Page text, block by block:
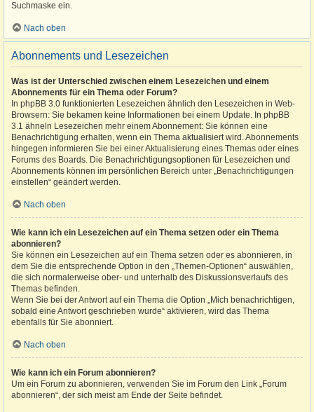
Suchmaske ein.
Nach oben
Abonnements und Lesezeichen
Was ist der Unterschied zwischen einem Lesezeichen und einem
Abonnements für ein Thema oder Forum?
In phpBB 3.0 funktionierten Lesezeichen ähnlich den Lesezeichen in Web-
Browsern: Sie bekamen keine Informationen bei einem Update. In phpBB
3.1 ähneln Lesezeichen mehr einem Abonnement: Sie können eine
Benachrichtigung erhalten, wenn ein Thema aktualisiert wird. Abonnements
hingegen informieren Sie bei einer Aktualisierung eines Themas oder eines
Forums des Boards. Die Benachrichtigungsoptionen für Lesezeichen und
Abonnements können im persönlichen Bereich unter „Benachrichtigungen
einstellen“ geändert werden.
Nach oben
Wie kann ich ein Lesezeichen auf ein Thema setzen oder ein Thema
abonnieren?
Sie können ein Lesezeichen auf ein Thema setzen oder es abonnieren, in
dem Sie die entsprechende Option in den „Themen-Optionen“ auswählen,
die sich normalerweise ober- und unterhalb des Diskussionsverlaufs des
Themas befinden.
Wenn Sie bei der Antwort auf ein Thema die Option „Mich benachrichtigen,
sobald eine Antwort geschrieben wurde“ aktivieren, wird das Thema
ebenfalls für Sie abonniert.
Nach oben
Wie kann ich ein Forum abonnieren?
Um ein Forum zu abonnieren, verwenden Sie im Forum den Link „Forum
abonnieren“, der sich meist am Ende der Seite befindet.